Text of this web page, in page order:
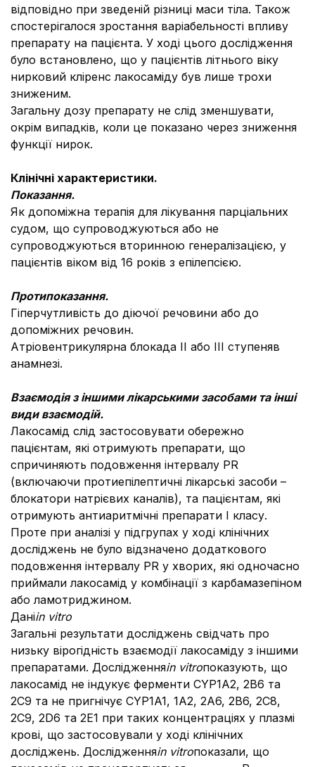
відповідно при зведеній різниці маси тіла. Також
спостерігалося зростання варіабельності впливу
препарату на пацієнта. У ході цього дослідження
було встановлено, що у пацієнтів літнього віку
нирковий кліренс лакосаміду був лише трохи
зниженим.
Загальну дозу препарату не слід зменшувати,
окрім випадків, коли це показано через зниження
функції нирок.
Клінічні характеристики.
Показання.
Як допоміжна терапія для лікування парціальних
судом, що супроводжуються або не
супроводжуються вторинною генералізацією, у
пацієнтів віком від 16 років з епілепсією.
Протипоказання.
Гіперчутливість до діючої речовини або до
допоміжних речовин.
Атріовентрикулярна блокада II або III ступеняв
анамнезі.
Взаємодія з іншими лікарськими засобамита інші
види взаємодій.
Лакосамід слід застосовувати обережно
пацієнтам, які отримують препарати, що
спричиняють подовження інтервалу PR
(включаючи протиепілептичні лікарські засоби –
блокатори натрієвих каналів), та пацієнтам, які
отримують антиаритмічні препарати I класу.
Проте при аналізі у підгрупах у ході клінічних
досліджень не було відзначено додаткового
подовження інтервалу PR у хворих, які одночасно
приймали лакосамід у комбінації з карбамазепіном
або ламотриджином.
Даніin vitro
Загальні результати досліджень свідчать про
низьку вірогідність взаємодії лакосаміду з іншими
препаратами. Дослідженняin vitroпоказують, що
лакосамід не індукує ферменти CYP1A2, 2B6 та
2C9 та не пригнічує CYP1A1, 1A2, 2A6, 2B6, 2C8,
2C9, 2D6 та 2E1 при таких концентраціях у плазмі
крові, що застосовували у ході клінічних
досліджень. Дослідженняin vitroпоказали, що